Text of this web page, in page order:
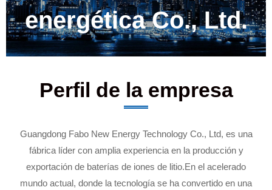
energética Co., Ltd.
Perfil de la empresa
Guangdong Fabo New Energy Technology Co., Ltd, es una
fábrica líder con amplia experiencia en la producción y
exportación de baterías de iones de litio.En el acelerado
mundo actual, donde la tecnología se ha convertido en una